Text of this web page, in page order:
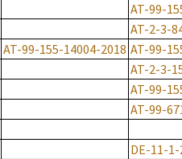
AT-99-
AT-2-3-
AT-99-155-14004-2018 AT-99-
AT-2-3-
AT-99-
AT-99-
DE-11-